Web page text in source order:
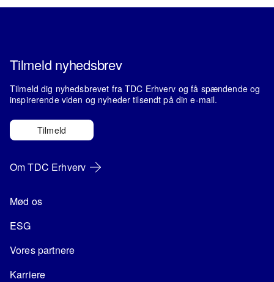
Tilmeld nyhedsbrev
Tilmeld dig nyhedsbrevet fra TDC Erhverv og få spændende og
inspirerende viden og nyheder tilsendt på din e-mail.
Tilmeld
Om TDC Erhverv
Mød os
ESG
Vores partnere
Karriere